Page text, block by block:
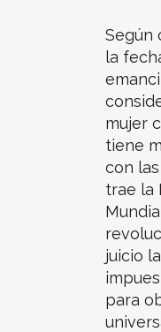
Según
la
mujer
tiene
con
trae la
juicio
para